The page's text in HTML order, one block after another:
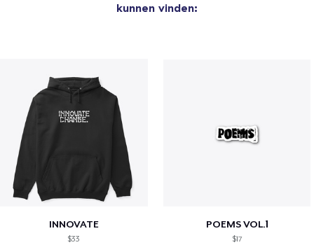
kunnen vinden:
INNOVATE
$33
POEMS VOL.1
$17